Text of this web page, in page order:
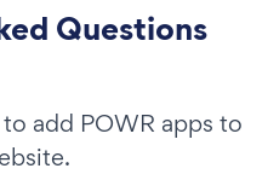
Questions
add POWR apps to